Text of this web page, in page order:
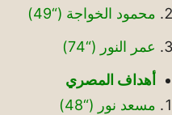
محمود الخواجة (“49)
عمر النور (“74)
أهداف المصري
مسعد نور (“48)